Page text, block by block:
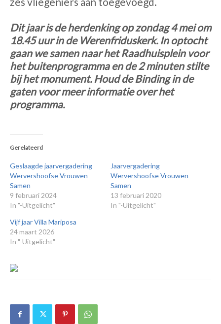
Dit jaar is de herdenking op zondag 4 mei om
18.45 uur in de Werenfriduskerk. In optocht
gaan we samen naar het Raadhuisplein voor
het buitenprogramma en de 2 minuten stilte
bij het monument. Houd de Binding in de
gaten voor meer informatie over het
programma.
Gerelateerd
Geslaagde jaarvergadering
Wervershoofse Vrouwen
Samen
9 februari 2024
In "-Uitgelicht"
Jaarvergadering
Wervershoofse Vrouwen
Samen
13 februari 2020
In "-Uitgelicht"
Vijf jaar Villa Mariposa
24 maart 2026
In "-Uitgelicht"